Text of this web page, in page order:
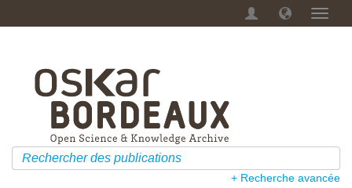
Menu
+ Recherche avancée